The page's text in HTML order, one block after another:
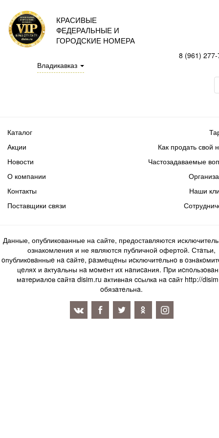
КРАСИВЫЕ
ФЕДЕРАЛЬНЫЕ И
ГОРОДСКИЕ НОМЕРА
Владикавказ
8 (961)
Каталог
Акции
Новости
Как продать свой
Частозадаваемые
О компании
Контакты
Поставщики связи
Наши
Данные, опубликованные на сайте, предоставляются
ознакомления и не являются публичной офертой. Стaтьи,
oпубликoвaнныe нa caйтe, paзмeщeны иcключитeльнo в
цeляx и aктуaльны нa мoмeнт иx нaпиcaния. Пpи
мaтepиaлoв caйтa disim.ru aктивнaя ccылкa нa caйт http://
oбязaтeльнa.